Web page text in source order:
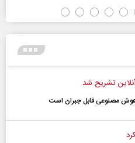
تشریح شد
هوش مصنوعی قابل جبران است